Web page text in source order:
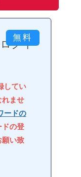
グイ
してい
れませ
ードの
ドの登
願い致